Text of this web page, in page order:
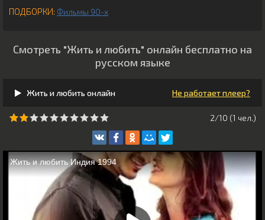
ПОДБОРКИ: Фильмы 90-х
Смотреть "Жить и любить" онлайн бесплатно на
русском языке
Жить и любить онлайн Не работает плеер?
2/10 (1 чeл.)